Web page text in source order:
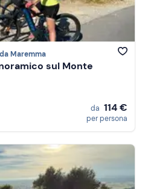
Maremma
sul Monte
da 114 €
per persona